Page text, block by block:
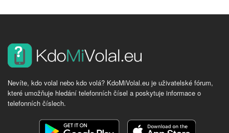
Nevíte, kdo volal nebo kdo volá? KdoMiVolal.eu je uživatelské fórum,
které umožňuje hledání telefonních čísel a poskytuje informace o
telefonních číslech.